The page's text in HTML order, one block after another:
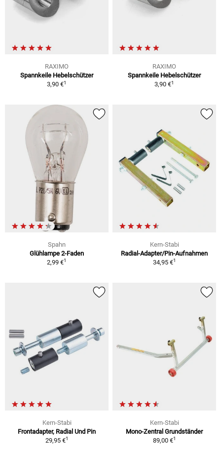
RAXIMO
Spannkeile Hebelschützer
3,90 €1
RAXIMO
Spannkeile Hebelschützer
3,90 €1
Spahn
Glühlampe 2-Faden
2,99 €1
Kern-Stabi
Radial-Adapter/Pin-Aufnahmen
34,95 €1
Kern-Stabi
Frontadapter, Radial Und Pin
29,95 €1
Kern-Stabi
Mono-Zentral Grundständer
89,00 €1